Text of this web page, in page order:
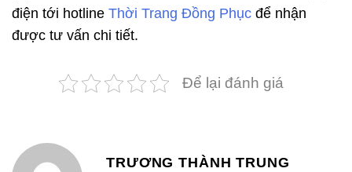
điện tới hotline Thời Trang Đồng Phục để nhận
được tư vấn chi tiết.
Để lại đánh giá
TRƯƠNG THÀNH TRUNG